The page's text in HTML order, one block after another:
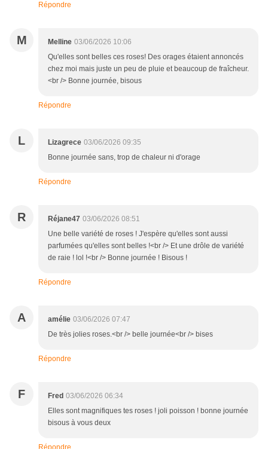
Répondre
M Melline 03/06/2026 10:06
Qu'elles sont belles ces roses! Des orages étaient annoncés
chez moi mais juste un peu de pluie et beaucoup de fraîcheur.
<br /> Bonne journée, bisous
Répondre
L Lizagrece 03/06/2026 09:35
Bonne journée sans, trop de chaleur ni d'orage
Répondre
R Réjane47 03/06/2026 08:51
Une belle variété de roses ! J'espère qu'elles sont aussi
parfumées qu'elles sont belles !<br /> Et une drôle de variété
de raie ! lol !<br /> Bonne journée ! Bisous !
Répondre
A amélie 03/06/2026 07:47
De très jolies roses.<br /> belle journée<br /> bises
Répondre
F Fred 03/06/2026 06:34
Elles sont magnifiques tes roses ! joli poisson ! bonne journée
bisous à vous deux
Répondre